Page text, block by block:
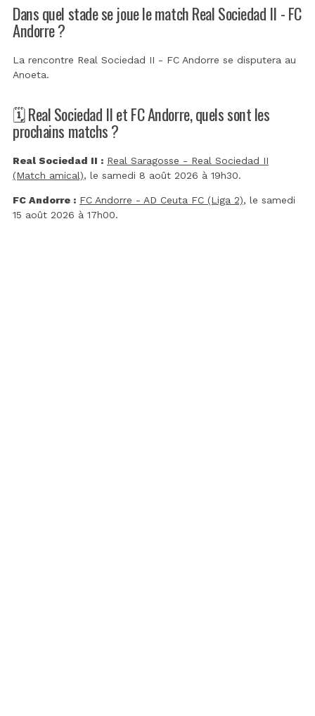
Dans quel stade se joue le match Real Sociedad II - FC
Andorre ?
La rencontre Real Sociedad II - FC Andorre se disputera au
Anoeta.
🗓️ Real Sociedad II et FC Andorre, quels sont les
prochains matchs ?
Real Sociedad II : Real Saragosse - Real Sociedad II
(Match amical), le samedi 8 août 2026 à 19h30.
FC Andorre : FC Andorre - AD Ceuta FC (Liga 2), le samedi
15 août 2026 à 17h00.